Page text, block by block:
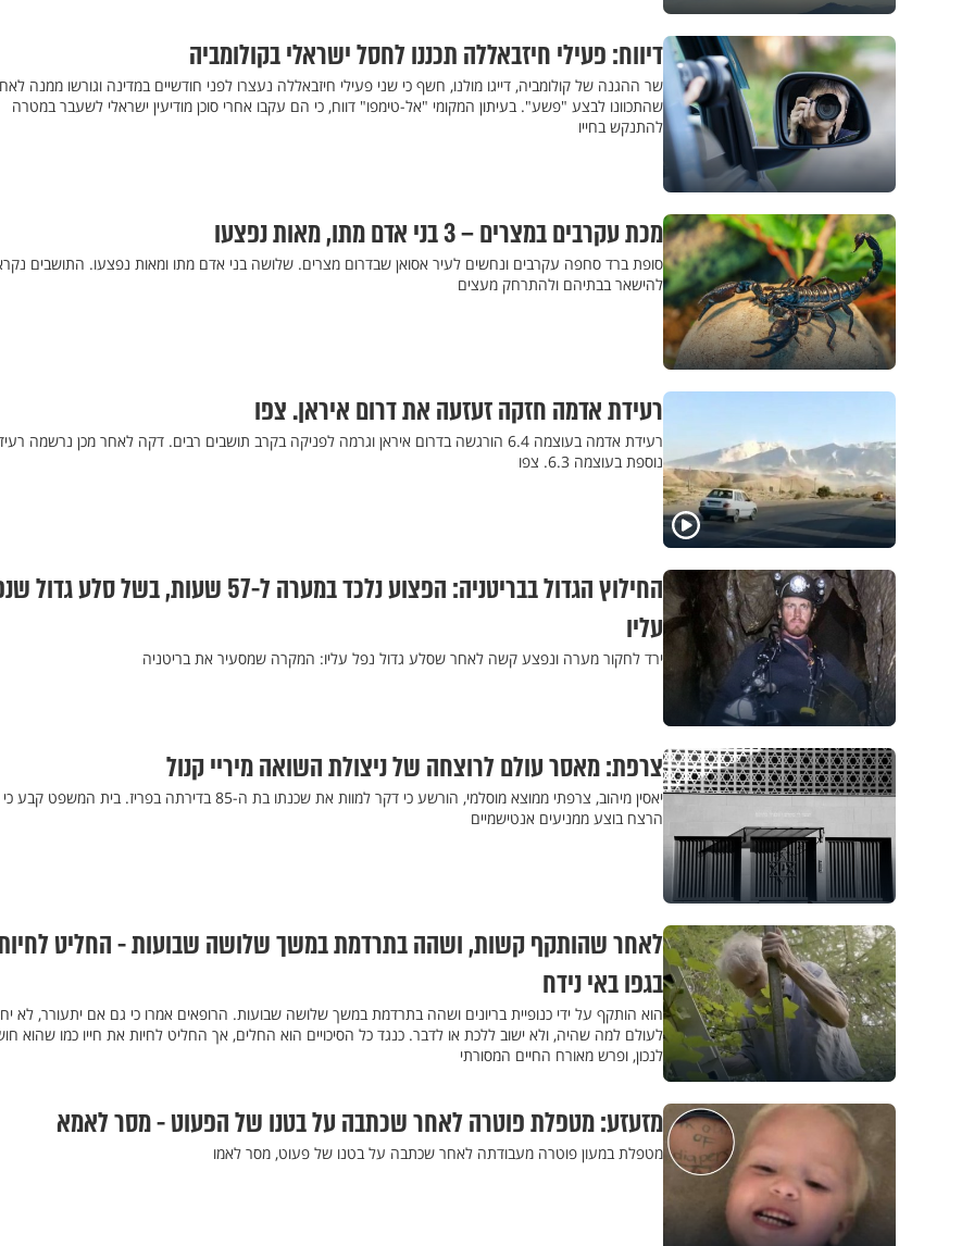
דיווח: פעילי חיזבאללה תכננו לחסל ישראלי בקולומביה
שר ההגנה של קולומביה, דייגו מולנו, חשף כי שני פעילי חיזבאללה נעצרו לפני חודשיים במדינה וגורשו ממנה
שהתכוונו לבצע "פשע". בעיתון המקומי "אל-טימפו" דווח, כי הם עקבו אחרי סוכן מודיעין ישראלי לשעבר במטרה
להתנקש בחייו
מכת עקרבים במצרים – 3 בני אדם מתו, מאות נפצעו
סופת ברד סחפה עקרבים ונחשים לעיר אסואן שבדרום מצרים. שלושה בני אדם מתו ומאות נפצעו. התושבים
להישאר בבתיהם ולהתרחק מעצים
רעידת אדמה חזקה זעזעה את דרום איראן. צפו
רעידת אדמה בעוצמה 6.4 הורגשה בדרום איראן וגרמה לפניקה בקרב תושבים רבים. דקה לאחר מכן נרשמה
נוספת בעוצמה 6.3. צפו
החילוץ הגדול בבריטניה: הפצוע נלכד במערה ל-57 שעות, בשל סלע
עליו
ירד לחקור מערה ונפצע קשה לאחר שסלע גדול נפל עליו: המקרה שמסעיר את בריטניה
צרפת: מאסר עולם לרוצחה של ניצולת השואה מיריי קנול
יאסין מיהוב, צרפתי ממוצא מוסלמי, הורשע כי דקר למוות את שכנתו בת ה-85 בדירתה בפריז. בית המשפט קבע כי
הרצח בוצע ממניעים אנטישמיים
לאחר שהותקף קשות, ושהה בתרדמת במשך שלושה שבועות - החליט
בגפו באי נידח
הוא הותקף על ידי כנופיית בריונים ושהה בתרדמת במשך שלושה שבועות. הרופאים אמרו כי גם אם יתעורר, לא
לעולם למה שהיה, ולא ישוב ללכת או לדבר. כנגד כל הסיכויים הוא החלים, אך החליט לחיות את חייו כמו שהוא
לנכון, ופרש מאורח החיים המסורתי
מזעזע: מטפלת פוטרה לאחר שכתבה על בטנו של הפעוט - מסר לאמא
מטפלת במעון פוטרה מעבודתה לאחר שכתבה על בטנו של פעוט, מסר לאמו